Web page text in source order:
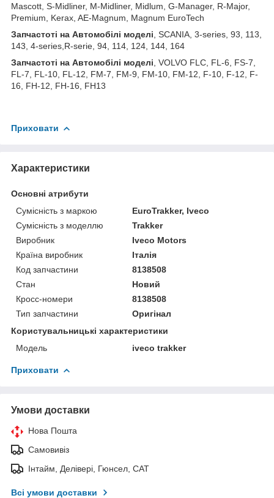
Mascott, S-Midliner, M-Midliner, Midlum, G-Manager, R-Major,
Premium, Kerax, AE-Magnum, Magnum EuroTech
Запчастоті на Автомобілі моделі , SCANIA, 3-series, 93, 113,
143, 4-series,R-serie, 94, 114, 124, 144, 164
Запчастоті на Автомобілі моделі , VOLVO FLC, FL-6, FS-7,
FL-7, FL-10, FL-12, FM-7, FM-9, FM-10, FM-12, F-10, F-12, F-
16, FH-12, FH-16, FH13
Приховати
Характеристики
Основні атрибути
Сумісність з маркою
EuroTrakker, Iveco
Сумісність з моделлю
Trakker
Виробник
Iveco Motors
Країна виробник
Італія
Код запчастини
8138508
Стан
Новий
Кросс-номери
8138508
Тип запчастини
Оригінал
Користувальницькі характеристики
Модель
iveco trakker
Приховати
Умови доставки
Нова Пошта
Самовивіз
Інтайм, Делівері, Гюнсел, САТ
Всі умови доставки